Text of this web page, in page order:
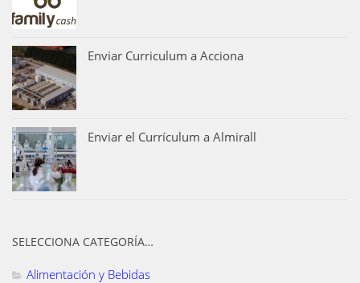
Enviar Curriculum a Acciona
Enviar el Currículum a Almirall
SELECCIONA CATEGORÍA…
Alimentación y Bebidas